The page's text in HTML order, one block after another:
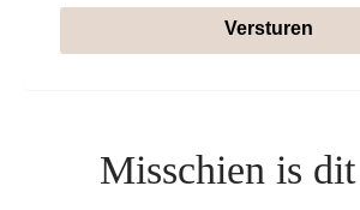
Versturen
Misschien is dit